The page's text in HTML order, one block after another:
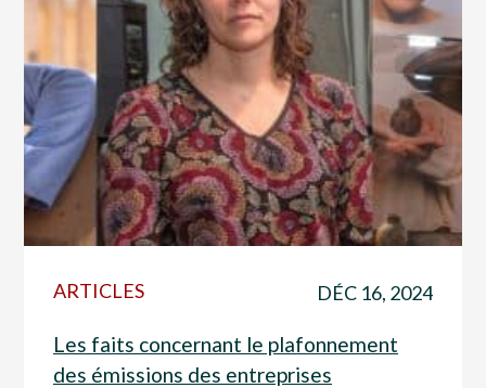
ARTICLES DÉC 16, 2024
Les faits concernant le plafonnement
des émissions des entreprises